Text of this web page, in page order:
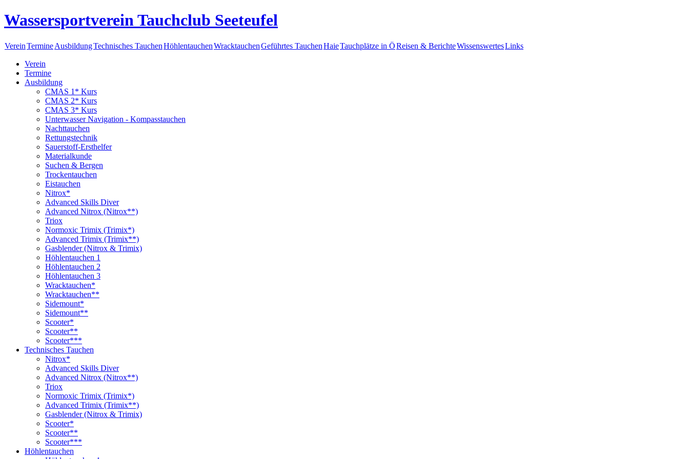
Wassersportverein Tauchclub Seeteufel
VereinTermineAusbildungTechnisches TauchenHöhlentauchenWracktauchenGeführtes TauchenHaieTauchplätze in ÖReisen & BerichteWissenswertesLinks
Verein
Termine
Ausbildung
CMAS 1* Kurs
CMAS 2* Kurs
CMAS 3* Kurs
Unterwasser Navigation - Kompasstauchen
Nachttauchen
Rettungstechnik
Sauerstoff-Ersthelfer
Materialkunde
Suchen & Bergen
Trockentauchen
Eistauchen
Nitrox*
Advanced Skills Diver
Advanced Nitrox (Nitrox**)
Triox
Normoxic Trimix (Trimix*)
Advanced Trimix (Trimix**)
Gasblender (Nitrox & Trimix)
Höhlentauchen 1
Höhlentauchen 2
Höhlentauchen 3
Wracktauchen*
Wracktauchen**
Sidemount*
Sidemount**
Scooter*
Scooter**
Scooter***
Technisches Tauchen
Nitrox*
Advanced Skills Diver
Advanced Nitrox (Nitrox**)
Triox
Normoxic Trimix (Trimix*)
Advanced Trimix (Trimix**)
Gasblender (Nitrox & Trimix)
Scooter*
Scooter**
Scooter***
Höhlentauchen